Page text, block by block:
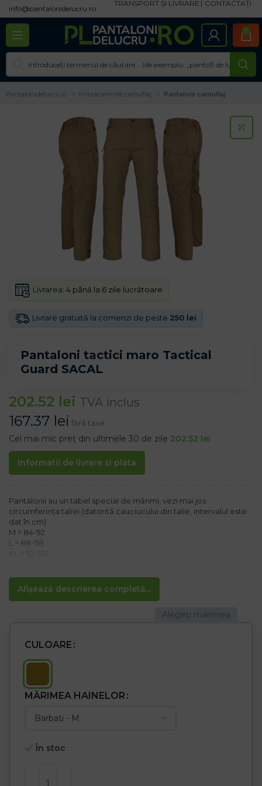
info@pantalonidelucru.ro
TRANSPORT ȘI LIVRARE CONTACTAȚI
0
Pantalonidelucru.ro Imbracaminte camuflaj Pantaloni camuflaj
Pantaloni tactici maro Tactical
Guard SACAL
Livrare gratuită la comenzi de peste 250 lei
Livrarea: 4 până la 6 zile lucrătoare
202.52 lei TVA inclus
167.37 lei fără taxe
Cel mai mic preț din ultimele 30 de zile 202.52 lei
Informatii de livrare si plata
Afișează descrierea completă...
Pantalonii au un tabel special de mărimi, vezi mai jos
circumferința taliei (datorită cauciucului din talie, intervalul este
dat în cm)
M = 84-92
L = 88-98
Standarde: EN ISO 13688:2013 , EN ISO 12947-2:2016,
65% poliester, 35% bumbac 210 – 220 g/m²< /p>
Proprietăți :
– Bandă elastică la spate pentru o potrivire mai bună, crește
libertatea de mișcare
– două buzunare frontale
– Întărirea la genunchi mărește rezistența pantalonilor la
CULOARE
MĂRIMEA HAINELOR
În stoc